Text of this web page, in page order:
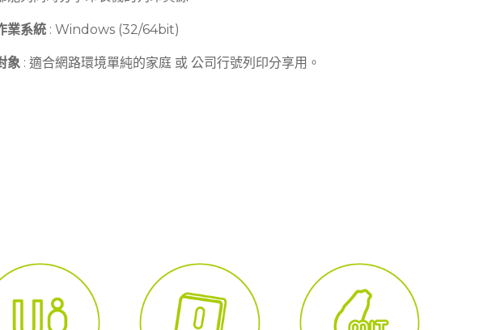
業系統 : Windows (32/64bit)
象 : 適合網路環境單純的家庭 或 公司行號列印分享用。